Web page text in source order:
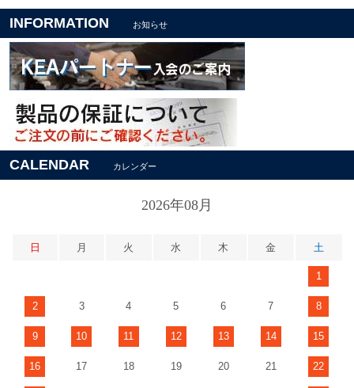
INFORMATION お知らせ
CALENDAR カレンダー
2026年08月
日 月 火 水 木 金 土
1
2 3 4 5 6 7 8
9 10 11 12 13 14 15
16 17 18 19 20 21 22